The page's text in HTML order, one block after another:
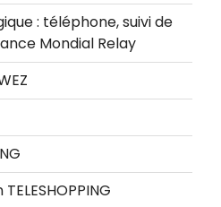
: téléphone, suivi de
Mondial Relay